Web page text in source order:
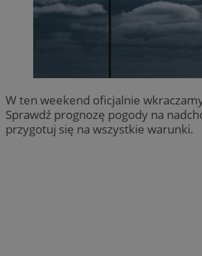
W ten weekend oficjalnie
Sprawdź prognozę pogody na
przygotuj się na wszystkie warunki.